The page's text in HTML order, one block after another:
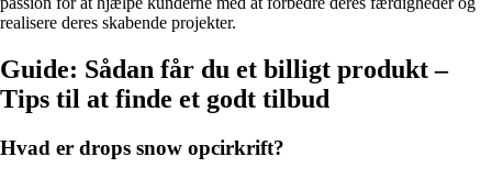
realisere deres skabende projekter.
Guide: Sådan får du et billigt produkt –
Tips til at finde et godt tilbud
Hvad er drops snow opcirkrift?